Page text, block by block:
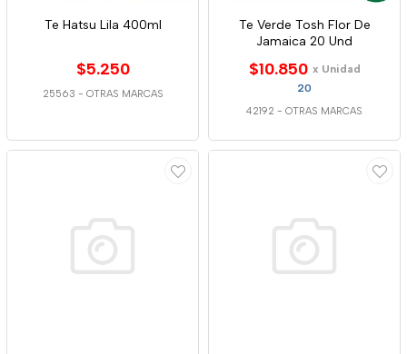
Te Hatsu Lila 400ml
$5.250
25563 - OTRAS MARCAS
Te Verde Tosh Flor De
Jamaica 20 Und
$10.850 x Unidad
20
42192 - OTRAS MARCAS